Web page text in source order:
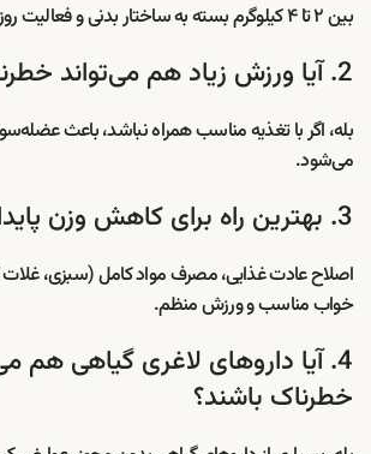
بین ۲ تا ۴ کیلوگرم بسته به ساختار بدنی و فعالیت روزانه.
2. آیا ورزش زیاد هم می‌تواند خطرناک باشد؟
بله، اگر با تغذیه مناسب همراه نباشد، باعث
می‌شود.
3. بهترین راه برای کاهش وزن پایدار چیست؟
اصلاح عادت غذایی، مصرف مواد کامل (سبزی، غلات
خواب مناسب و ورزش منظم.
4. آیا داروهای لاغری گیاهی هم
خطرناک باشند؟